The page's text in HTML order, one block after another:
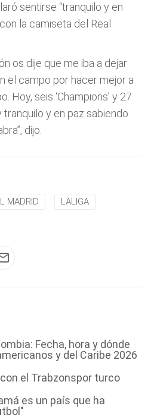
sentirse “tranquilo y en
la camiseta del Real
os dije que me iba a dejar
el campo por hacer mejor a
Hoy, seis ‘Champions’ y 27
y en paz sabiendo
dijo.
MADRID LALIGA
Fecha, hora y dónde
y del Caribe 2026
el Trabzonspor turco
es un país que ha